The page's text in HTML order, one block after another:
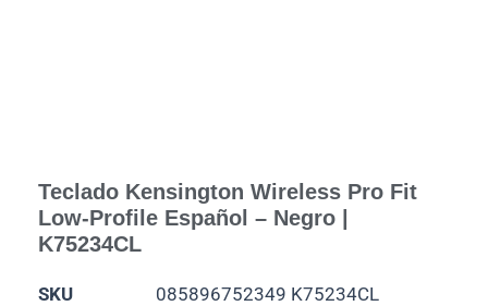
Teclado Kensington Wireless Pro Fit
Low-Profile Español – Negro |
K75234CL
SKU
085896752349 K75234CL